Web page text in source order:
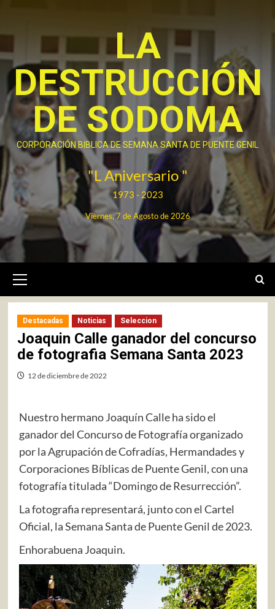
contenido
LA
DESTRUCCIÓN
DE SODOMA
CORPORACIÓN BIBLICA DE SEMANA SANTA DE PUENTE GENIL
"L Aniversario "
1973 - 2023
Viernes, 7 de Agosto de 2026
primario
Destacadas Noticias Seleccion
Joaquin Calle ganador del concurso
de fotografia Semana Santa 2023
12 de diciembre de 2022
Nuestro hermano Joaquín Calle ha sido el
ganador del Concurso de Fotografía organizado
por la Agrupación de Cofradías, Hermandades y
Corporaciones Bíblicas de Puente Genil, con una
fotografía titulada “Domingo de Resurrección”.
La fotografia representará, junto con el Cartel
Oficial, la Semana Santa de Puente Genil de 2023.
Enhorabuena Joaquin.